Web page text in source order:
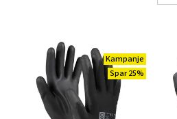
Kampanje
Spar 25%